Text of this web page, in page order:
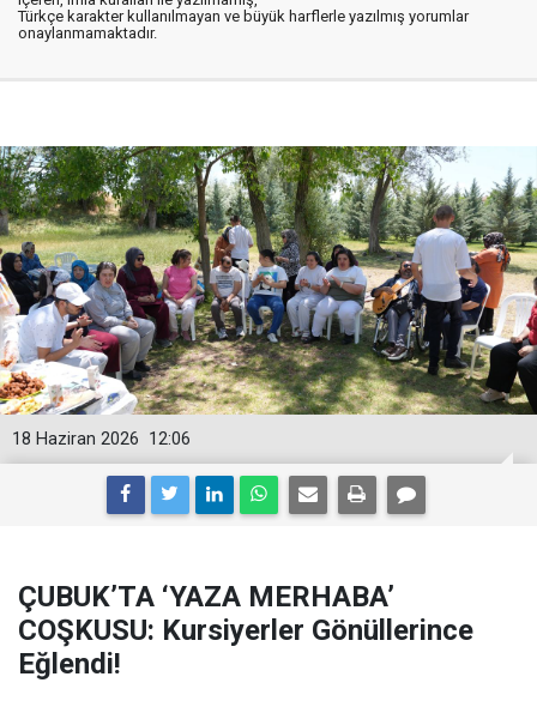
Türkçe karakter kullanılmayan ve büyük harflerle yazılmış yorumlar
onaylanmamaktadır.
12:06
18 Haziran 2026
ÇUBUK’TA ‘YAZA MERHABA’
COŞKUSU: Kursiyerler Gönüllerince
Eğlendi!